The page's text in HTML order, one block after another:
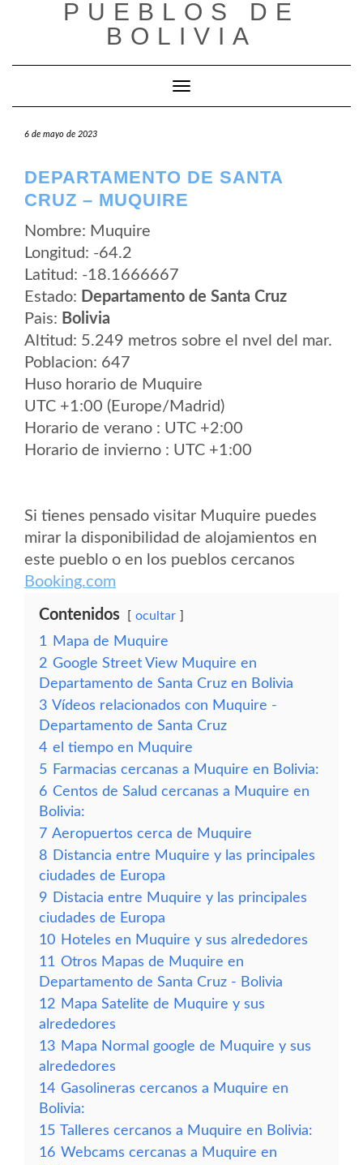
PUEBLOS DE
BOLIVIA
Cambiar modo de navegación
6 de mayo de 2023
DEPARTAMENTO DE SANTA
CRUZ – MUQUIRE
Nombre: Muquire
Longitud: -64.2
Latitud: -18.1666667
Estado: Departamento de Santa Cruz
Pais: Bolivia
Altitud: 5.249 metros sobre el nvel del mar.
Poblacion: 647
Huso horario de Muquire
UTC +1:00 (Europe/Madrid)
Horario de verano : UTC +2:00
Horario de invierno : UTC +1:00
Si tienes pensado visitar Muquire puedes
mirar la disponibilidad de alojamientos en
este pueblo o en los pueblos cercanos
Booking.com
Contenidos ocultar
1
Mapa de Muquire
2 Google Street View Muquire en
Departamento de Santa Cruz en Bolivia
3 Vídeos relacionados con Muquire -
Departamento de Santa Cruz
4 el tiempo en Muquire
5 Farmacias cercanas a Muquire en Bolivia:
6 Centos de Salud cercanas a Muquire en
Bolivia:
7 Aeropuertos cerca de Muquire
8 Distancia entre Muquire y las principales
ciudades de Europa
9 Distacia entre Muquire y las principales
ciudades de Europa
10 Hoteles en Muquire y sus alrededores
11 Otros Mapas de Muquire en
Departamento de Santa Cruz - Bolivia
12 Mapa Satelite de Muquire y sus
alrededores
13 Mapa Normal google de Muquire y sus
alrededores
14 Gasolineras cercanos a Muquire en
Bolivia:
15 Talleres cercanos a Muquire en Bolivia:
16 Webcams cercanas a Muquire en